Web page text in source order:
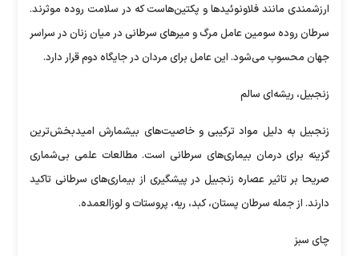
ارزشمندی مانند فلاونوئید‌ها و پکتین‌هاست که در سلامت روده موثرند.
سرطان روده سومین عامل مرگ و میر‌های سرطانی در میان زنان در سراسر
جهان محسوب می‌شود. این عامل برای مردان در جایگاه دوم قرار دارد.
زنجبیل، ریشه‌ای سالم
زنجبیل به دلیل مواد ترکیبی و خاصیت‌های بیشمارش امیدبخش‌ترین
گزینه برای درمان بیماری‌های سرطانی است. مطالعات علمی بی‌شماری
صریحا بر تاثیر عصاره زنجبیل در پیشگیری از بیماری‌های سرطانی تاکید
دارند. از جمله سرطان پستان، کبد، ریه، پروستات و لوزالعمده.
چای سبز